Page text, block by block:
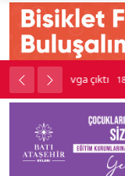
kavga çıktı 18:34